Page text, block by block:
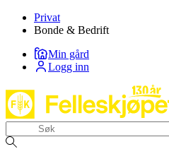
Privat
Bonde & Bedrift
Min gård
Logg inn